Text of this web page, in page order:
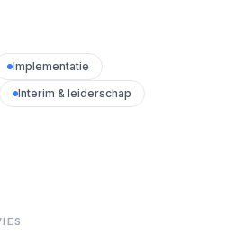
Implementatie
Interim & leiderschap